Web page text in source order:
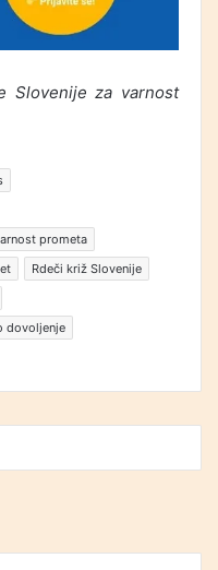
Slovenije za varnost
prometa
Rdeči križ Slovenije
dovoljenje